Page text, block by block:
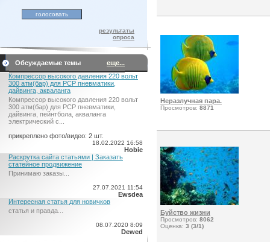
результаты
опроса
Обсуждаемые темы
еще...
Компрессор высокого давления 220 вольт
300 атм(бар) для PCP пневматики,
дайвинга, акваланга
Компрессор высокого давления 220 вольт
300 атм(бар) для PCP пневматики,
дайвинга, пейнтбола, акваланга
электрический c...
прикреплено фото/видео: 2 шт.
18.02.2022 16:58
Hobie
Раскрутка сайта статьями | Заказать
статейное продвижение
Принимаю заказы...
27.07.2021 11:54
Ewsdea
Интересная статья для новичков
статья и правда...
08.07.2020 8:09
Dewed
Неразлучная пара.
Просмотров: 8871
Буйство жизни
Просмотров: 8062
Оценка: 3 (3/1)